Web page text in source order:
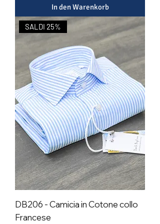
In den Warenkorb
SALDI 25%
DB206 - Camicia in Cotone collo
Francese